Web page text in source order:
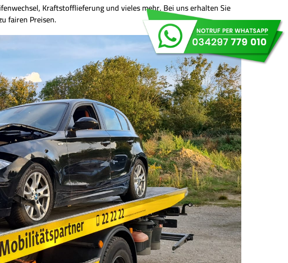
Kraftstofflieferung und vieles mehr. Bei uns erhalten Sie
fairen Preisen.